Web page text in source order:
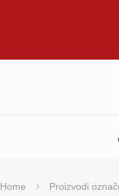
Home Proizvodi